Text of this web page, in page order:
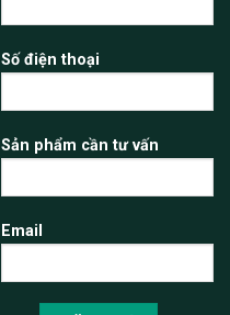
Số điện thoại
Sản phẩm cần tư vấn
Email